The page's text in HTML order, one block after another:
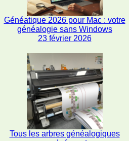
Généatique 2026 pour Mac : votre
généalogie sans Windows
23 février 2026
Tous les arbres généalogiques